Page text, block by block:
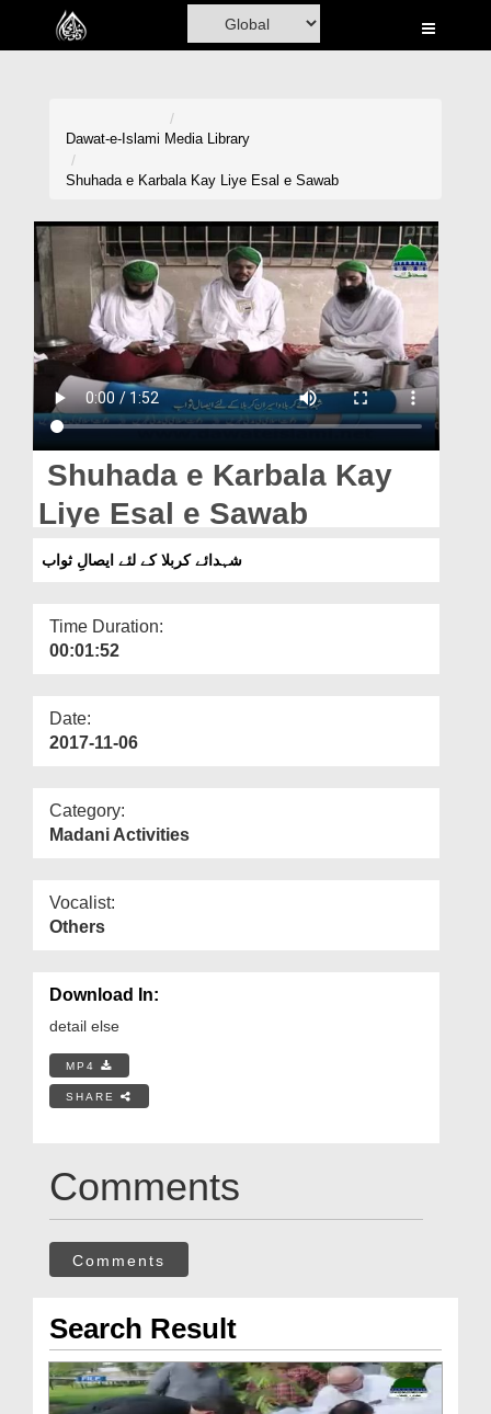
Home
Volunteer Portal
Rohani Ilaj
Donation
Magazine
Dawat-e-Islami Media Library
Shuhada e Karbala Kay Liye Esal e Sawab
Shuhada e Karbala Kay
Liye Esal e Sawab
شہدائے کربلا کے لئے ایصالِ ثواب
Time Duration:
00:01:52
Date:
2017-11-06
Category:
Madani Activities
Vocalist:
Others
Download In:
detail else
MP4
SHARE
Comments
Comments
Search Result